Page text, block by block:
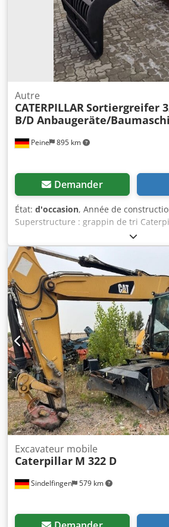
Peine 895 km
Autre
CATERPILLARSortiergreifer
B/D Anbaugeräte/
Demander
État: d'occasion, Année de
Superstructure : grappin de tri
volume 0,9 m³, année 2018, poids : 2
d'identification modèle 226-4127, type
année 2018, poids : 141,2 kg. Vente
aux professionnels. EN CAS
HORS TAXES DOIT ÊTRE PAYÉ !!!!!
INFORMATIONS SONT SANS
POUR LES ÉQUIPEMENTS ET
mentions légales) constituent la base
d’achat, factures, factures pro forma,
négociations de vente. Dodpjqrltrofx
Sindelfingen 579 km
Excavateur mobile
Caterpillar M 322 D